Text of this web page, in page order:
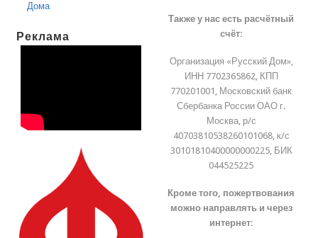
Дома
Реклама
Также у нас есть расчётный
счёт:
Организация «Русский Дом»,
ИНН 7702365862, КПП
770201001, Московский банк
Сбербанка России ОАО г.
Москва, р/с
40703810538260101068, к/с
30101810400000000225, БИК
044525225
Кроме того, пожертвования
можно направлять и через
интернет: